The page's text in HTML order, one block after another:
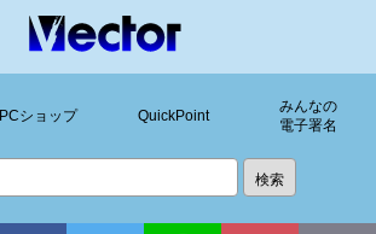
PCショップ QuickPoint
みんなの
電子署名